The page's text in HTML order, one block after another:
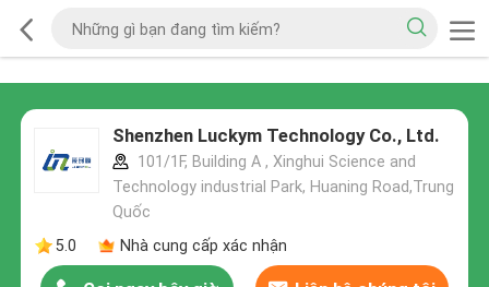
Shenzhen Luckym Technology Co., Ltd.
101/1F, Building A , Xinghui Science and
Technology industrial Park, Huaning Road,Trung
Quốc
5.0
Nhà cung cấp xác nhận